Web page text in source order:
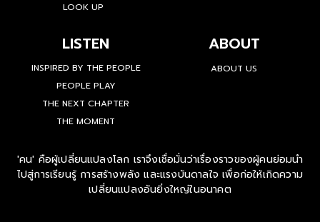
LOOK UP
LISTEN
INSPIRED BY THE PEOPLE
PEOPLE PLAY
THE NEXT CHAPTER
THE MOMENT
ABOUT
ABOUT US
'คน' คือผู้เปลี่ยนแปลงโลก เราจึงเชื่อมั่นว่าเรื่องราวของผู้คนย่อมนำ
ไปสู่การเรียนรู้ การสร้างพลัง และแรงบันดาลใจ เพื่อก่อให้เกิดความ
เปลี่ยนแปลงอันยิ่งใหญ่ในอนาคต